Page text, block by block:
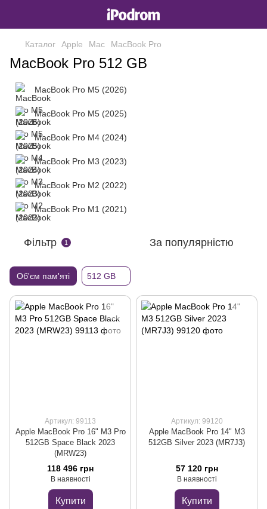
Каталог Apple Mac MacBook Pro
MacBook Pro 512 GB
MacBook Pro M5 (2026)
MacBook Pro M5 (2025)
MacBook Pro M4 (2024)
MacBook Pro M3 (2023)
MacBook Pro M2 (2022)
MacBook Pro M1 (2021)
Фільтр 1 За популярністю
Об'єм пам'яті 512 GB
Артикул: 99113
Apple MacBook Pro 16" M3 Pro
512GB Space Black 2023
(MRW23)
118 496 грн
В наявності
Купити
Артикул: 99120
Apple MacBook Pro 14" M3
512GB Silver 2023 (MR7J3)
57 120 грн
В наявності
Купити